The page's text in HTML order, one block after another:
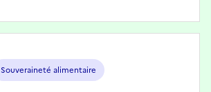
Souveraineté alimentaire